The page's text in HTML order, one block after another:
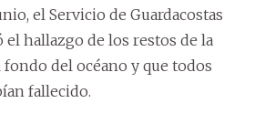
el Servicio de Guardacostas
el hallazgo de los restos de la
del océano y que todos
fallecido.